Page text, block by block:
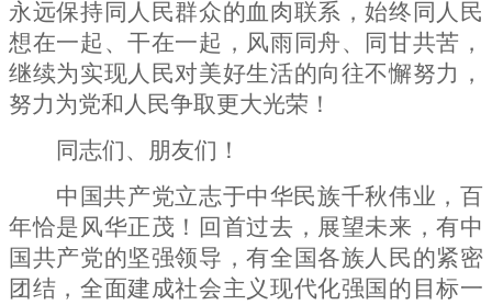
永远保持同人民群众的血肉联系，始终同人民
想在一起、干在一起，风雨同舟、同甘共苦，
继续为实现人民对美好生活的向往不懈努力，
努力为党和人民争取更大光荣！
同志们、朋友们！
中国共产党立志于中华民族千秋伟业，百
年恰是风华正茂！回首过去，展望未来，有中
国共产党的坚强领导，有全国各族人民的紧密
团结，全面建成社会主义现代化强国的目标一